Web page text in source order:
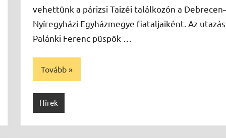
vehettünk a párizsi Taizéi találkozón a
Nyíregyházi Egyházmegye fiataljaiként. Az utazás
Palánki Ferenc püspök …
Tovább
Hírek